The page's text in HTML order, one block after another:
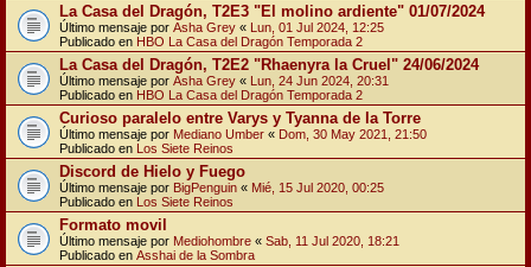
La Casa del Dragón, T2E3 "El molino ardiente" 01/07/2024
Último mensaje por Asha Grey « Lun, 01 Jul 2024, 12:25
Publicado en HBO La Casa del Dragón Temporada 2
La Casa del Dragón, T2E2 "Rhaenyra la Cruel" 24/06/2024
Último mensaje por Asha Grey « Lun, 24 Jun 2024, 20:31
Publicado en HBO La Casa del Dragón Temporada 2
Curioso paralelo entre Varys y Tyanna de la Torre
Último mensaje por Mediano Umber « Dom, 30 May 2021, 21:50
Publicado en Los Siete Reinos
Discord de Hielo y Fuego
Último mensaje por BigPenguin « Mié, 15 Jul 2020, 00:25
Publicado en Los Siete Reinos
Formato movil
Último mensaje por Mediohombre « Sab, 11 Jul 2020, 18:21
Publicado en Asshai de la Sombra